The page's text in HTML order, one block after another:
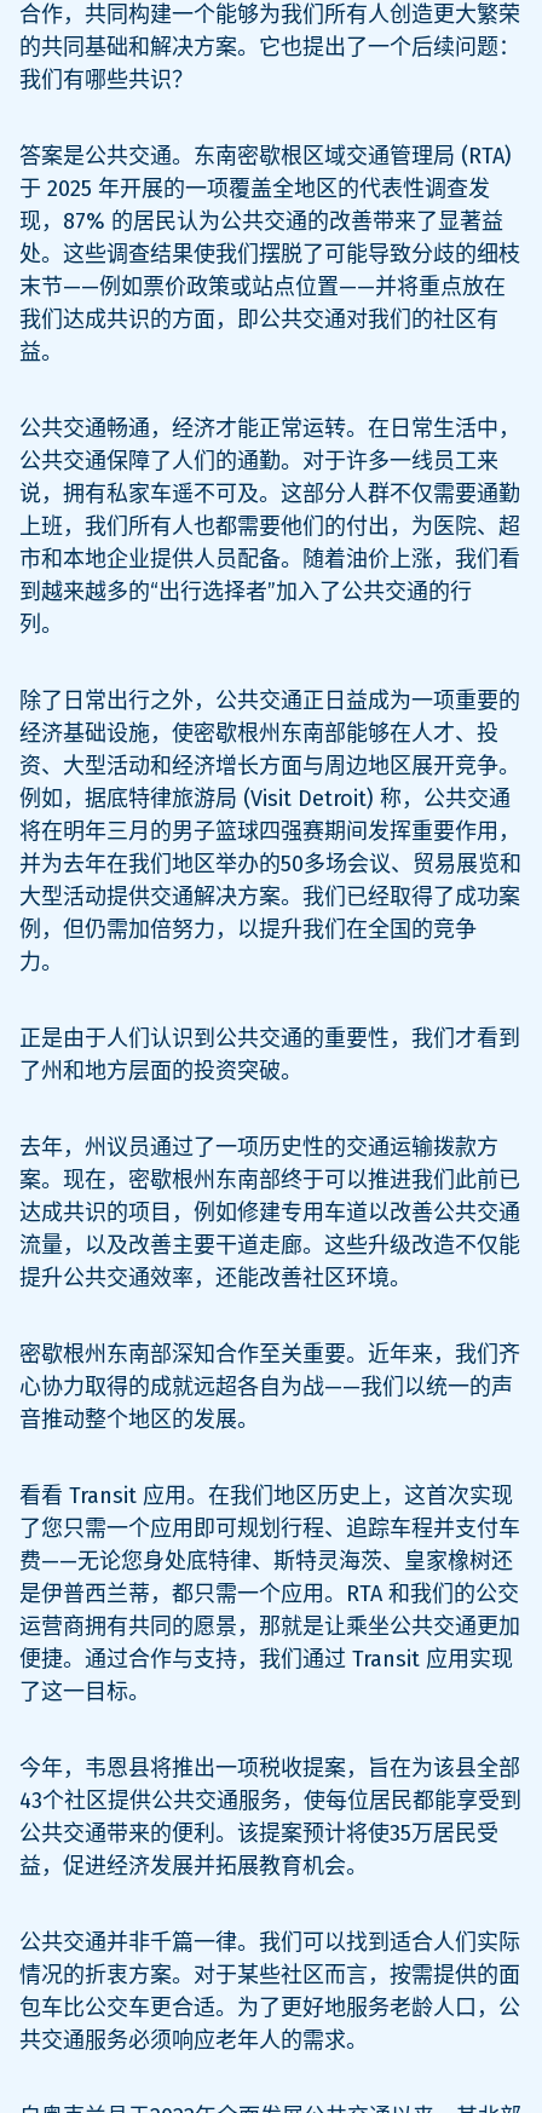
合作，共同构建一个能够为我们所有人创造更大繁荣
的共同基础和解决方案。它也提出了一个后续问题：
我们有哪些共识？
答案是公共交通。东南密歇根区域交通管理局 (RTA)
于 2025 年开展的一项覆盖全地区的代表性调查发
现，87% 的居民认为公共交通的改善带来了显著益
处。这些调查结果使我们摆脱了可能导致分歧的细枝
末节——例如票价政策或站点位置——并将重点放在
我们达成共识的方面，即公共交通对我们的社区有
益。
公共交通畅通，经济才能正常运转。在日常生活中，
公共交通保障了人们的通勤。对于许多一线员工来
说，拥有私家车遥不可及。这部分人群不仅需要通勤
上班，我们所有人也都需要他们的付出，为医院、超
市和本地企业提供人员配备。随着油价上涨，我们看
到越来越多的“出行选择者”加入了公共交通的行
列。
除了日常出行之外，公共交通正日益成为一项重要的
经济基础设施，使密歇根州东南部能够在人才、投
资、大型活动和经济增长方面与周边地区展开竞争。
例如，据底特律旅游局 (Visit Detroit) 称，公共交通
将在明年三月的男子篮球四强赛期间发挥重要作用，
并为去年在我们地区举办的50多场会议、贸易展览和
大型活动提供交通解决方案。我们已经取得了成功案
例，但仍需加倍努力，以提升我们在全国的竞争
力。
正是由于人们认识到公共交通的重要性，我们才看到
了州和地方层面的投资突破。
去年，州议员通过了一项历史性的交通运输拨款方
案。现在，密歇根州东南部终于可以推进我们此前已
达成共识的项目，例如修建专用车道以改善公共交通
流量，以及改善主要干道走廊。这些升级改造不仅能
提升公共交通效率，还能改善社区环境。
密歇根州东南部深知合作至关重要。近年来，我们齐
心协力取得的成就远超各自为战——我们以统一的声
音推动整个地区的发展。
看看 Transit 应用。在我们地区历史上，这首次实现
了您只需一个应用即可规划行程、追踪车程并支付车
费——无论您身处底特律、斯特灵海茨、皇家橡树还
是伊普西兰蒂，都只需一个应用。RTA 和我们的公交
运营商拥有共同的愿景，那就是让乘坐公共交通更加
便捷。通过合作与支持，我们通过 Transit 应用实现
了这一目标。
今年，韦恩县将推出一项税收提案，旨在为该县全部
43个社区提供公共交通服务，使每位居民都能享受到
公共交通带来的便利。该提案预计将使35万居民受
益，促进经济发展并拓展教育机会。
公共交通并非千篇一律。我们可以找到适合人们实际
情况的折衷方案。对于某些社区而言，按需提供的面
包车比公交车更合适。为了更好地服务老龄人口，公
共交通服务必须响应老年人的需求。